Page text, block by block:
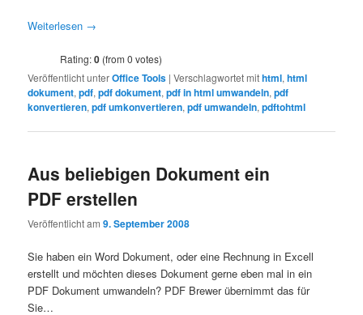
Weiterlesen →
Rating:0 (from 0 votes)
Veröffentlicht unterOffice Tools |Verschlagwortet mithtml,html
dokument,pdf,pdf dokument,pdf in html umwandeln,pdf
konvertieren,pdf umkonvertieren,pdf umwandeln,pdftohtml
Aus beliebigen Dokument ein
PDF erstellen
Veröffentlicht am9. September 2008
Sie haben ein Word Dokument, oder eine Rechnung in Excell
erstellt und möchten dieses Dokument gerne eben mal in ein
PDF Dokument umwandeln? PDF Brewer übernimmt das für
Sie…